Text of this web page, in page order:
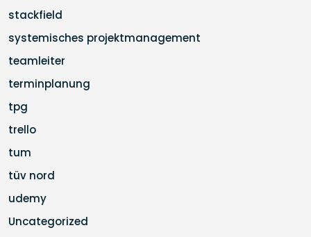
stackfield
systemisches projektmanagement
teamleiter
terminplanung
tpg
trello
tum
tüv nord
udemy
Uncategorized